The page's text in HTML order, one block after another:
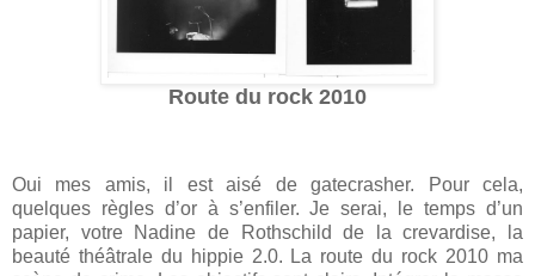
Route du rock 2010
Oui mes amis, il est aisé de gatecrasher. Pour cela,
quelques règles d’or à s’enfiler. Je serai, le temps d’un
papier, votre Nadine de Rothschild de la crevardise, la
beauté théâtrale du hippie 2.0. La route du rock 2010 ma